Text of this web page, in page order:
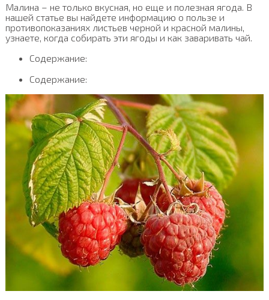
Малина – не только вкусная, но еще и полезная ягода. В
нашей статье вы найдете информацию о пользе и
противопоказаниях листьев черной и красной малины,
узнаете, когда собирать эти ягоды и как заваривать чай.
Содержание:
Содержание: